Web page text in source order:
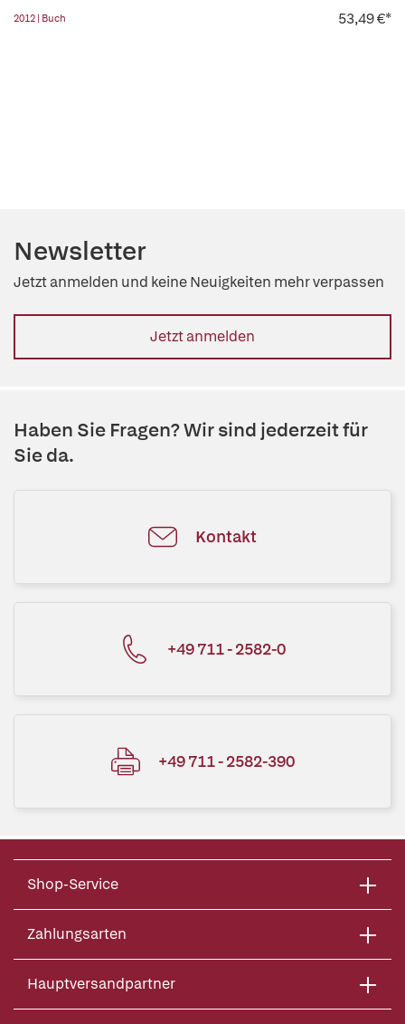
2012 | Buch 53,49 €*
Newsletter
Jetzt anmelden und keine Neuigkeiten mehr verpassen
Jetzt anmelden
Haben Sie Fragen? Wir sind jederzeit für
Sie da.
Kontakt
+49 711 - 2582-0
+49 711 - 2582-390
Shop-Service
Zahlungsarten
Hauptversandpartner